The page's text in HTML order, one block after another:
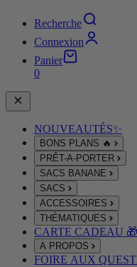
Recherche
Connexion
Panier
0
NOUVEAUTÉS✨
BONS PLANS 🔥
PRÊT-A-PORTER
SACS BANANE
SACS
ACCESSOIRES
THÉMATIQUES
CARTE CADEAU 🎁
A PROPOS
FOIRE AUX